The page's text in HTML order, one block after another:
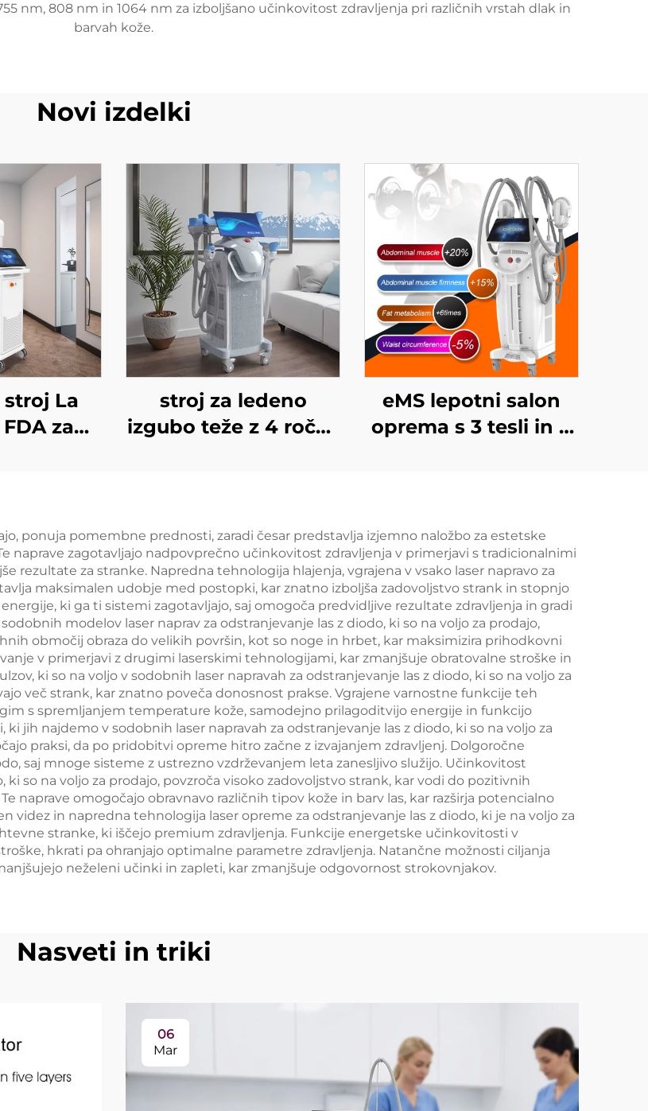
nm, 808 nm in 1064 nm za izboljšano učinkovitost zdravljenja pri različnih vrstah dlak in
barvah kože.
Novi izdelki
La
za
za
telesa in
teže
stroj za ledeno
izgubo teže z 4 ročaji
360°, krioterapija za
izgubo teže in
lepotne namene
eMS lepotni salon
oprema s 3 tesli in 4
ponuja pomembne prednosti, zaradi česar predstavlja izjemno naložbo za estetske
naprave zagotavljajo nadpovprečno učinkovitost zdravljenja v primerjavi s tradicionalnimi
rezultate za stranke. Napredna tehnologija hlajenja, vgrajena v vsako laser napravo za
maksimalen udobje med postopki, kar znatno izboljša zadovoljstvo strank in stopnjo
ki ga ti sistemi zagotavljajo, saj omogoča predvidljive rezultate zdravljenja in gradi
modelov laser naprav za odstranjevanje las z diodo, ki so na voljo za prodajo,
območij obraza do velikih površin, kot so noge in hrbet, kar maksimizira prihodkovni
v primerjavi z drugimi laserskimi tehnologijami, kar zmanjšuje obratovalne stroške in
ki so na voljo v sodobnih laser napravah za odstranjevanje las z diodo, ki so na voljo za
več strank, kar znatno poveča donosnost prakse. Vgrajene varnostne funkcije teh
s spremljanjem temperature kože, samodejno prilagoditvijo energije in funkcijo
jih najdemo v sodobnih laser napravah za odstranjevanje las z diodo, ki so na voljo za
praksi, da po pridobitvi opreme hitro začne z izvajanjem zdravljenj. Dolgoročne
saj mnoge sisteme z ustrezno vzdrževanjem leta zanesljivo služijo. Učinkovitost
ki so na voljo za prodajo, povzroča visoko zadovoljstvo strank, kar vodi do pozitivnih
naprave omogočajo obravnavo različnih tipov kože in barv las, kar razširja potencialno
videz in napredna tehnologija laser opreme za odstranjevanje las z diodo, ki je na voljo za
stranke, ki iščejo premium zdravljenja. Funkcije energetske učinkovitosti v
hkrati pa ohranjajo optimalne parametre zdravljenja. Natančne možnosti ciljanja
neželeni učinki in zapleti, kar zmanjšuje odgovornost strokovnjakov.
Nasveti in triki
06
Mar